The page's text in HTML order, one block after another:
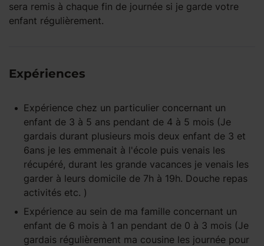
sera remis à chaque fin de journée si je garde votre
enfant régulièrement.
Expériences
Expérience chez un particulier concernant un
enfant de 3 à 5 ans pendant de 4 à 5 mois (Je
gardais durant plusieurs mois deux enfant de 3 et
6ans je les emmenait à l'école puis venais les
récupéré, durant les grande vacances je venais les
garder à leurs domicile de 7h à 19h. Douche repas
activités etc. )
Expérience au sein de ma famille concernant un
enfant de 6 mois à 1 an pendant de 0 à 3 mois (Je
gardais régulièrement ma cousine les journée pour